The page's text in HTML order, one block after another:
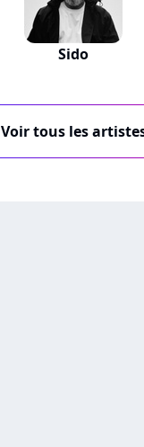
Sido
Voir tous les